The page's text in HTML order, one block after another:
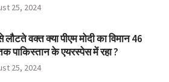
25, 2024
वक्त क्या पीएम मोदी का विमान 46
पाकिस्तान के एयरस्पेस में रहा ?
25, 2024